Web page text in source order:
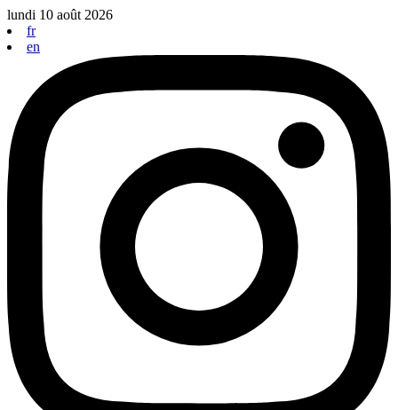
Aller
au
contenu
lundi 10 août 2026
fr
en